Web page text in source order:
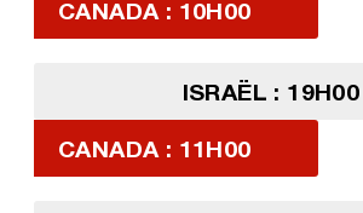
CANADA : 10H00
ISRAËL : 19H00
CANADA : 11H00